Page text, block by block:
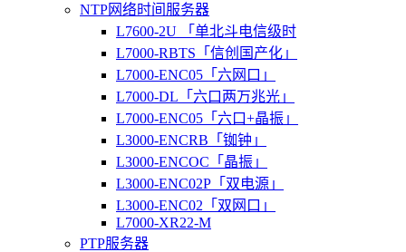
NTP网络时间服务器
L7600-2U 「单北斗电信级时
L7000-RBTS「信创国产化」
L7000-ENC05「六网口」
L7000-DL「六口两万兆光」
L7000-ENC05「六口+晶振」
L3000-ENCRB「铷钟」
L3000-ENCOC「晶振」
L3000-ENC02P「双电源」
L3000-ENC02「双网口」
L7000-XR22-M
PTP服务器